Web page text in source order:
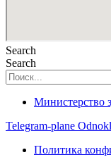
Search
Search
Министерство
Telegram-plane
Политика